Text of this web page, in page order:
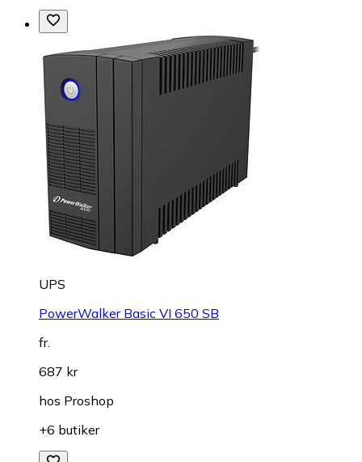
UPS
PowerWalker Basic VI 650 SB
fr.
687 kr
hos Proshop
+6 butiker